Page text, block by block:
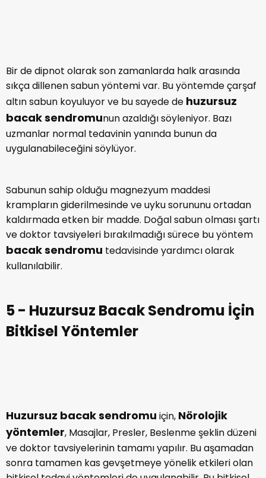
Bir de dipnot olarak son zamanlarda halk arasında
sıkça dillenen sabun yöntemi var. Bu yöntemde çarşaf
altın sabun koyuluyor ve bu sayede de huzursuz
bacak sendromunun azaldığı söyleniyor. Bazı
uzmanlar normal tedavinin yanında bunun da
uygulanabileceğini söylüyor.
Sabunun sahip olduğu magnezyum maddesi
krampların giderilmesinde ve uyku sorununu ortadan
kaldırmada etken bir madde. Doğal sabun olması şartı
ve doktor tavsiyeleri bırakılmadığı sürece bu yöntem
bacak sendromu tedavisinde yardımcı olarak
kullanılabilir.
5 - Huzursuz Bacak Sendromu İçin
Bitkisel Yöntemler
Huzursuz bacak sendromu için, Nörolojik
yöntemler, Masajlar, Presler, Beslenme şeklin düzeni
ve doktor tavsiyelerinin tamamı yapılır. Bu aşamadan
sonra tamamen kas gevşetmeye yönelik etkileri olan